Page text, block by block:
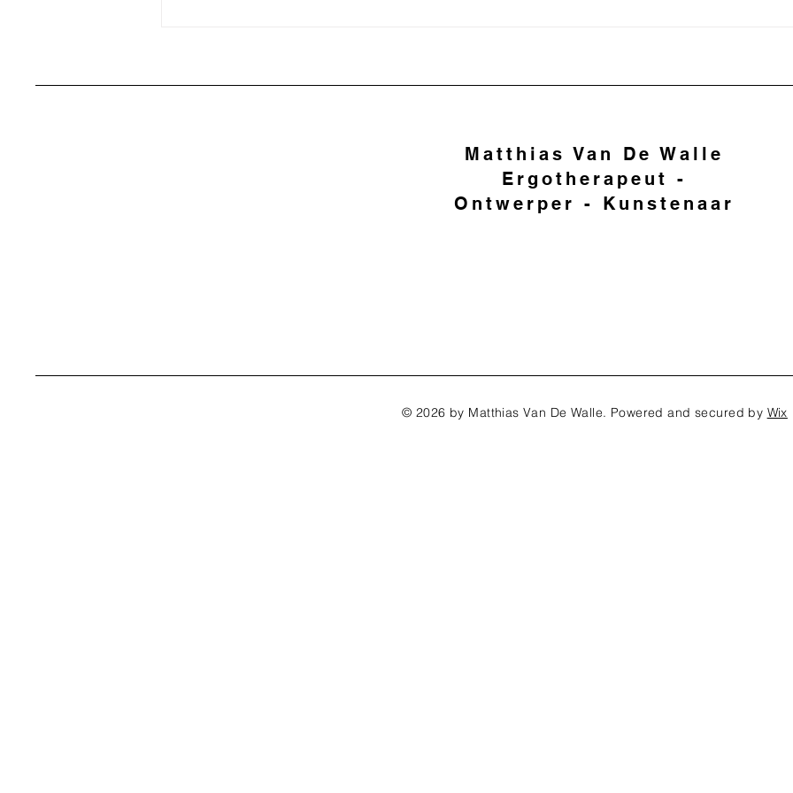
Matthias Van De Walle
Ergotherapeut -
Ontwerper - Kunstenaar
© 2026 by Matthias Van De Walle. Powered and secured by Wix